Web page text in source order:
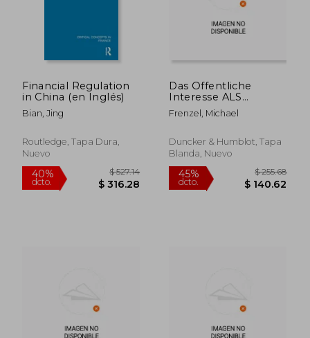
Financial Regulation
in China (en Inglés)
Bian, Jing
Routledge, Tapa Dura,
Nuevo
Das Offentliche
Interesse ALS
Voraussetzung Der
Enteignung (en
Frenzel, Michael
Duncker & Humblot, Tapa
Blanda, Nuevo